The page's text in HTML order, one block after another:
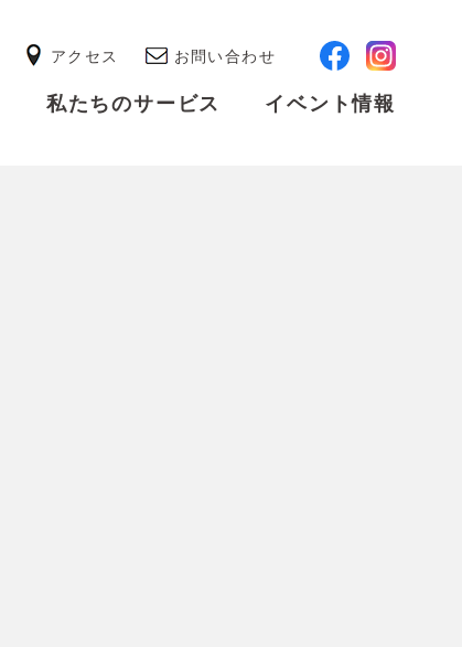
アクセス お問い合わせ
私たちのサービス イベント情報